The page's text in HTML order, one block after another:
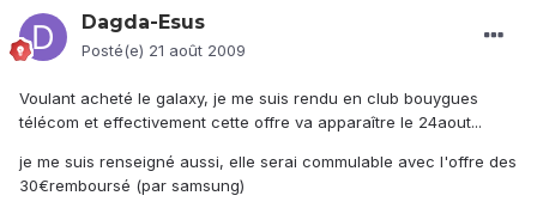
Dagda-Esus
Posté(e) 21 août 2009
Voulant acheté le galaxy, je me suis rendu en club bouygues
télécom et effectivement cette offre va apparaître le 24aout...
je me suis renseigné aussi, elle serai commulable avec l'offre des
30€remboursé (par samsung)